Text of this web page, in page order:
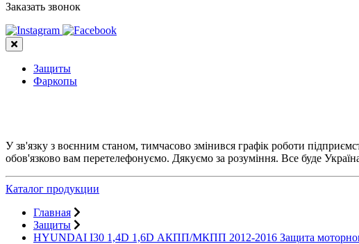
Заказать звонок
Защиты
Фаркопы
У зв'язку з воєнним станом, тимчасово змінився графік роботи
обов'язково вам перетелефонуємо. Дякуємо за розуміння. Все буде
Каталог продукции
Главная
Защиты
HYUNDAI I30 1,4D 1,6D АКПП/МКПП 2012-2016 Защита